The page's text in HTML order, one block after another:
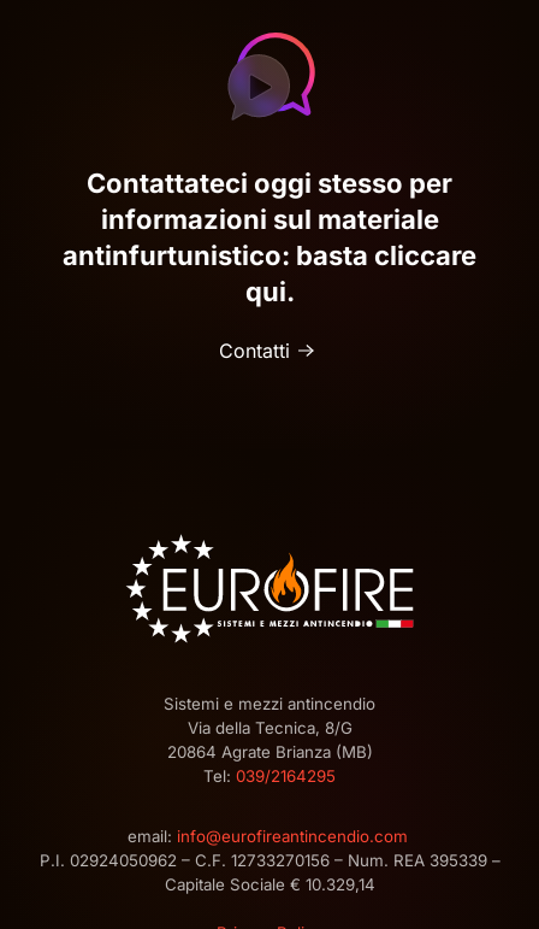
Contattateci oggi stesso per
informazioni sul materiale
antinfurtunistico: basta cliccare
qui.
Contatti
Sistemi e mezzi antincendio
Via della Tecnica, 8/G
20864 Agrate Brianza (MB)
Tel: 039/2164295
email: info@eurofireantincendio.com
P.I. 02924050962 – C.F. 12733270156 – Num. REA 395339 –
Capitale Sociale € 10.329,14